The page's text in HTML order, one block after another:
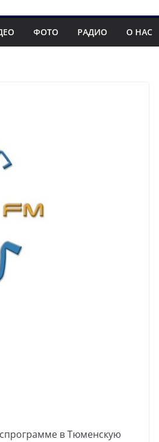
ФОТО РАДИО О НАС
в Тюменскую